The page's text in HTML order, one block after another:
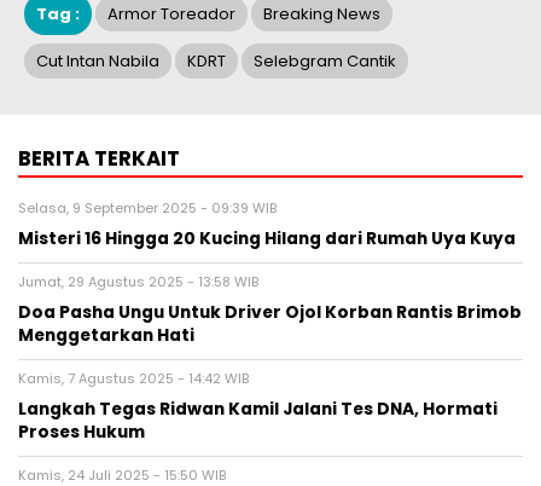
Tag : Armor Toreador Breaking News
Cut Intan Nabila KDRT Selebgram Cantik
BERITA TERKAIT
Selasa, 9 September 2025 - 09:39 WIB
Misteri 16 Hingga 20 Kucing Hilang dari Rumah Uya Kuya
Jumat, 29 Agustus 2025 - 13:58 WIB
Doa Pasha Ungu Untuk Driver Ojol Korban Rantis Brimob
Menggetarkan Hati
Kamis, 7 Agustus 2025 - 14:42 WIB
Langkah Tegas Ridwan Kamil Jalani Tes DNA, Hormati
Proses Hukum
Kamis, 24 Juli 2025 - 15:50 WIB